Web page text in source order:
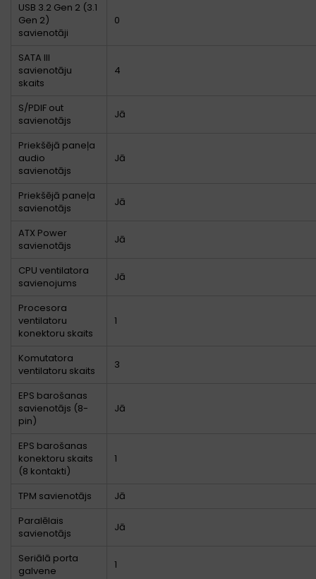
USB 3.2 Gen 2 (3.1
Gen 2)
savienotāji
0
SATA III
savienotāju
skaits
4
S/PDIF out
savienotājs
Jā
Priekšējā paneļa
audio
savienotājs
Jā
Priekšējā paneļa
savienotājs
Jā
ATX Power
savienotājs
Jā
CPU ventilatora
savienojums
Jā
Procesora
ventilatoru
konektoru skaits
1
Komutatora
ventilatoru skaits
3
EPS barošanas
savienotājs (8-
pin)
Jā
EPS barošanas
konektoru skaits
(8 kontakti)
1
TPM savienotājs
Jā
Paralēlais
savienotājs
Jā
Seriālā porta
galvene
1